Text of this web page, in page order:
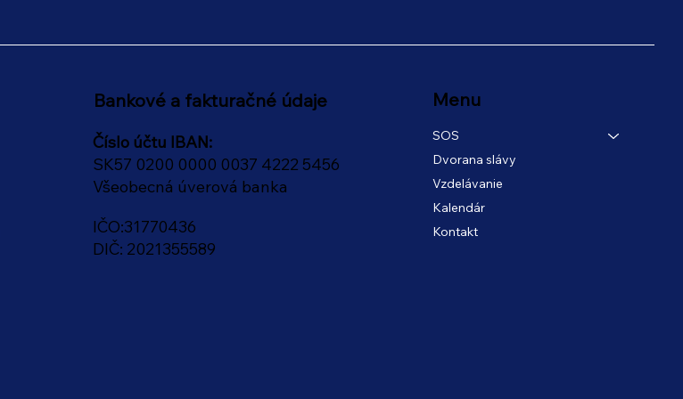
Bankové a fakturačné údaje
Číslo účtu IBAN:
SK57 0200 0000 0037 4222 5456
Všeobecná úverová banka
IČO:31770436
DIČ: 2021355589
Menu
SOS
Dvorana slávy
Vzdelávanie
Kalendár
Kontakt